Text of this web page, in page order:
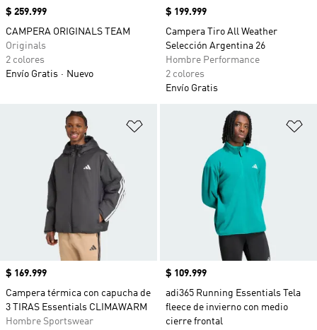
Precio
$ 259.999
CAMPERA ORIGINALS TEAM
Originals
2 colores
Envío Gratis
Nuevo
Precio
$ 199.999
Campera Tiro All Weather
Selección Argentina 26
Hombre Performance
2 colores
Envío Gratis
Añadir a la lista de deseos
Precio
$ 169.999
Campera térmica con capucha de
3 TIRAS Essentials CLIMAWARM
Hombre Sportswear
Precio
$ 109.999
adi365 Running Essentials Tela
fleece de invierno con medio
cierre frontal